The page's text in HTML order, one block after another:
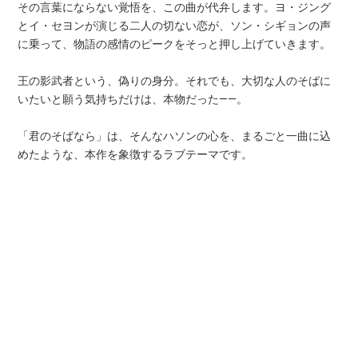
その言葉にならない覚悟を、この曲が代弁します。ヨ・ジング
とイ・セヨンが演じる二人の切ない恋が、ソン・シギョンの声
に乗って、物語の感情のピークをそっと押し上げていきます。
王の影武者という、偽りの身分。それでも、大切な人のそばに
いたいと願う気持ちだけは、本物だった――。
「君のそばなら」は、そんなハソンの心を、まるごと一曲に込
めたような、本作を象徴するラブテーマです。